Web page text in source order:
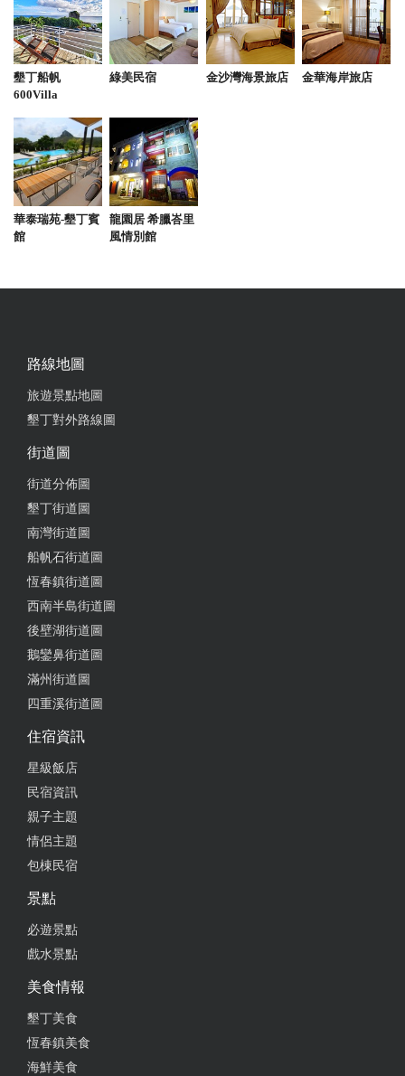
from google
2025-07-21 21:59:28
具特色，可看海，看山，空間寬敞，舒適
2025-06-27 08:48:24
稍微停留的好地方！ 附近車道已規劃停車格，很便
剛到墾丁馬上想喝咖啡，店員超熱情好可愛好喜歡，
店員們，我有去喔，星星超多超美
服務人員比較少，前台的年青小哥哥很有活力很貼
雖然外觀沒有很新穎獨特，但環境空間位子滿多的，
戶外用餐區可以看到大霸尖山⛰️，想chillㄧ下來可來
最南邊的星巴克也不錯，但只營業只到下午六點。
墾丁船帆
600Villa
綠美民宿 金沙灣海景旅店 金華海岸旅店
華泰瑞苑-墾丁賓
館
龍園居 希臘峇里
風情別館
路線地圖
旅遊景點地圖
墾丁對外路線圖
街道圖
街道分佈圖
墾丁街道圖
南灣街道圖
船帆石街道圖
恆春鎮街道圖
西南半島街道圖
後壁湖街道圖
鵝鑾鼻街道圖
滿州街道圖
四重溪街道圖
住宿資訊
星級飯店
民宿資訊
親子主題
情侶主題
包棟民宿
景點
必遊景點
戲水景點
美食情報
墾丁美食
恆春鎮美食
海鮮美食